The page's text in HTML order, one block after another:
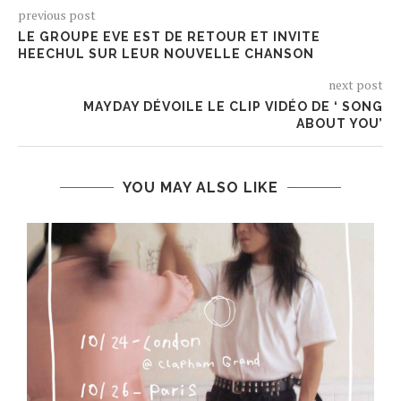
previous post
LE GROUPE EVE EST DE RETOUR ET INVITE
HEECHUL SUR LEUR NOUVELLE CHANSON
next post
MAYDAY DÉVOILE LE CLIP VIDÉO DE ‘ SONG
ABOUT YOU’
YOU MAY ALSO LIKE